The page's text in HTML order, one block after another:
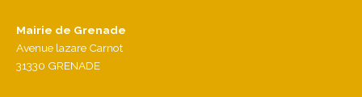
o
o
k
e
r
a
m
Mairie de Grenade
Avenue lazare Carnot
31330 GRENADE